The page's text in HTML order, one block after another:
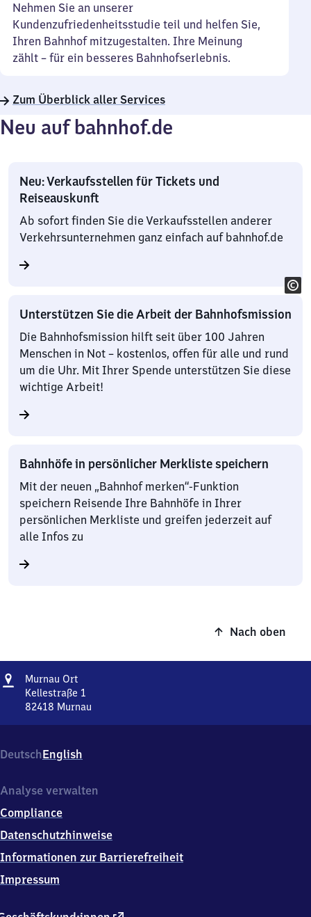
Nehmen Sie an unserer
Kundenzufriedenheitsstudie teil und helfen Sie,
Ihren Bahnhof mitzugestalten. Ihre Meinung
zählt – für ein besseres Bahnhofserlebnis.
Zum Überblick aller Services
Neu auf bahnhof.de
Neu: Verkaufsstellen für Tickets und
Reiseauskunft
Ab sofort finden Sie die Verkaufsstellen anderer
Verkehrsunternehmen ganz einfach auf bahnhof.de
Unterstützen Sie die Arbeit der Bahnhofsmission
Die Bahnhofsmission hilft seit über 100 Jahren
Menschen in Not – kostenlos, offen für alle und rund
um die Uhr. Mit Ihrer Spende unterstützen Sie diese
wichtige Arbeit!
Bahnhöfe in persönlicher Merkliste speichern
Mit der neuen „Bahnhof merken“-Funktion
speichern Reisende Ihre Bahnhöfe in Ihrer
persönlichen Merkliste und greifen jederzeit auf
alle Infos zu
Nach oben
Adresse
Murnau Ort
Ort
Kellestraße 1
82418 Murnau
Kellestraße
1,
2
1
8
DeutschEnglish
Analyse verwalten
Compliance
Datenschutzhinweise
Informationen zur Barrierefreiheit
Impressum